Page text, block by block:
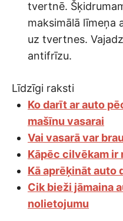
tvertnē.
maksimālā līmeņa
uz tvertnes.
antifrīzu.
Līdzīgi raksti
Ko darīt ar auto
mašīnu vasarai
Vai vasarā var
Kāpēc cilvēkam ir
Kā aprēķināt auto
Cik bieži jāmaina
nolietojumu